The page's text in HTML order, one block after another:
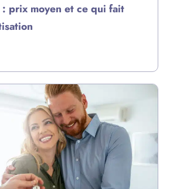
prix moyen et ce qui fait